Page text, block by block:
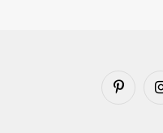
الانستغرامبينتيريست